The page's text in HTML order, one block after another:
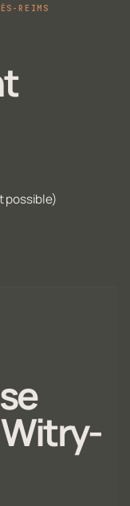
REIMS
possible)